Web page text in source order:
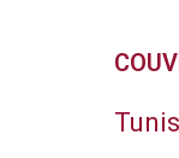
Tunis